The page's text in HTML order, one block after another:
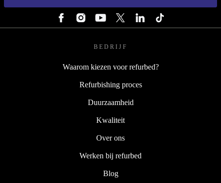
BEDRIJF
Waarom kiezen voor refurbed?
Refurbishing proces
Duurzaamheid
Kwaliteit
Over ons
Werken bij refurbed
Blog